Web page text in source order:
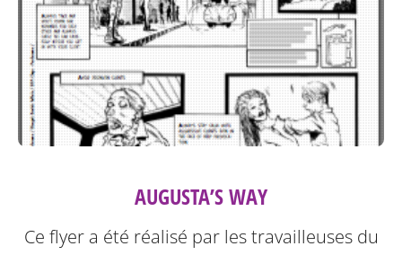
AUGUSTA’S WAY
Ce flyer a été réalisé par les travailleuses du